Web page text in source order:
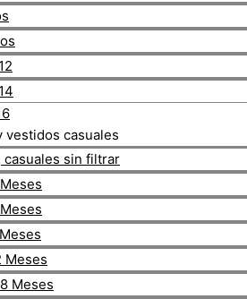
vestidos casuales
casuales sin filtrar
Meses
Meses